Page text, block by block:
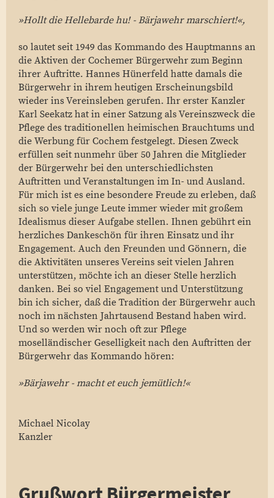
»Hollt die Hellebarde hu! - Bärjawehr marschiert!«,
so lautet seit 1949 das Kommando des Hauptmanns an
die Aktiven der Cochemer Bürgerwehr zum Beginn
ihrer Auftritte. Hannes Hünerfeld hatte damals die
Bürgerwehr in ihrem heutigen Erscheinungsbild
wieder ins Vereinsleben gerufen. Ihr erster Kanzler
Karl Seekatz hat in einer Satzung als Vereinszweck die
Pflege des traditionellen heimischen Brauchtums und
die Werbung für Cochem festgelegt. Diesen Zweck
erfüllen seit nunmehr über 50 Jahren die Mitglieder
der Bürgerwehr bei den unterschiedlichsten
Auftritten und Veranstaltungen im In- und Ausland.
Für mich ist es eine besondere Freude zu erleben, daß
sich so viele junge Leute immer wieder mit großem
Idealismus dieser Aufgabe stellen. Ihnen gebührt ein
herzliches Dankeschön für ihren Einsatz und ihr
Engagement. Auch den Freunden und Gönnern, die
die Aktivitäten unseres Vereins seit vielen Jahren
unterstützen, möchte ich an dieser Stelle herzlich
danken. Bei so viel Engagement und Unterstützung
bin ich sicher, daß die Tradition der Bürgerwehr auch
noch im nächsten Jahrtausend Bestand haben wird.
Und so werden wir noch oft zur Pflege
moselländischer Geselligkeit nach den Auftritten der
Bürgerwehr das Kommando hören:
»Bärjawehr - macht et euch jemütlich!«
Michael Nicolay
Kanzler